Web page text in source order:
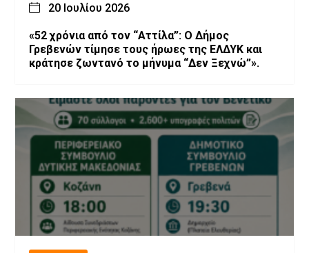
20 Ιουλίου 2026
«52 χρόνια από τον “Αττίλα”: Ο Δήμος
Γρεβενών τίμησε τους ήρωες της ΕΛΔΥΚ και
κράτησε ζωντανό το μήνυμα “Δεν Ξεχνώ”».